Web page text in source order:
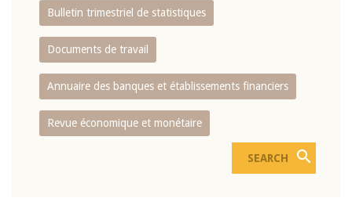
Bulletin trimestriel de statistiques
Documents de travail
Annuaire des banques et établissements financiers
Revue économique et monétaire